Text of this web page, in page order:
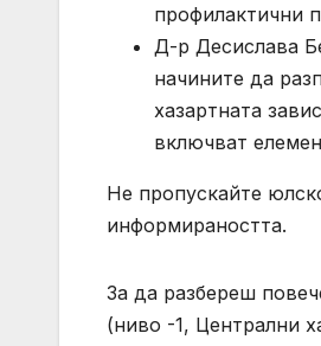
профилактични
Д-р Десислава
начините да
хазартната
включват
Не пропускайте
информираността.
За да разбереш
(ниво -1, Централни